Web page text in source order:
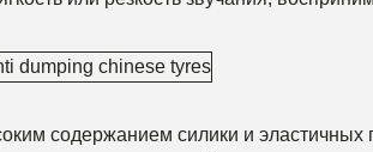
содержанием силики и